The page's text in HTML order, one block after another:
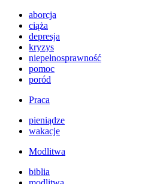
aborcja
ciąża
depresja
kryzys
niepełnosprawność
pomoc
poród
Praca
pieniądze
wakacje
Modlitwa
biblia